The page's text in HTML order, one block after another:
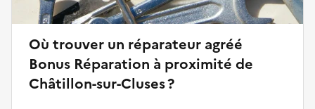
Où trouver un réparateur agréé
Bonus Réparation à proximité de
Châtillon-sur-Cluses ?